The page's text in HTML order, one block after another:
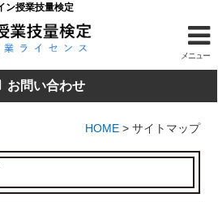
ーム
オンライン授業技量検定について
検の流れ
ン授業技量検定
メニュー
お問い合わせ
HOME> サイトマップ